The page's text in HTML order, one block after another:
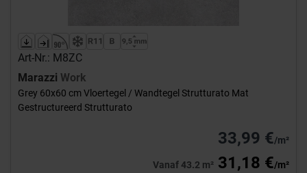
Art-Nr.: M8ZC
Marazzi Work
Grey 60x60 cm Vloertegel / Wandtegel Strutturato Mat
Gestructureerd Strutturato
33,99 €/m²
Vanaf 43.2 m² 31,18 €/m²